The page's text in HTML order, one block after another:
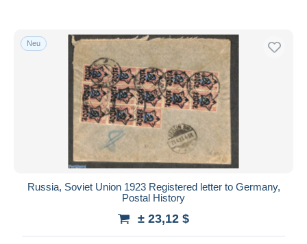
Neu
Russia, Soviet Union 1923 Registered letter to Germany,
Postal History
± 23,12 $